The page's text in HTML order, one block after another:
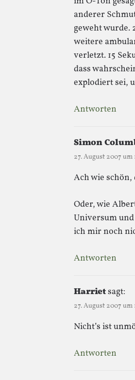
anderer
geweht wurde.
weitere
verletzt. 15
dass
explodiert sei,
Antworten
Simon
27. August 2007 um
Ach wie
Oder, wie
Universum
ich mir noch
Antworten
Harrietsagt:
27. August 2007 um
Nicht’s ist
Antworten